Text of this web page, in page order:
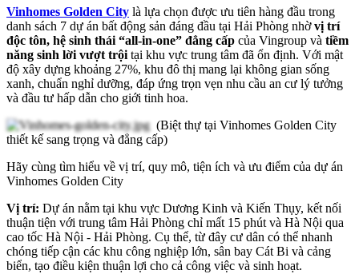
Vinhomes Golden City là lựa chọn được ưu tiên hàng đầu trong
danh sách 7 dự án bất động sản đáng đầu tại Hải Phòng nhờvị trí
độc tôn, hệ sinh thái “all-in-one” đẳng cấp của Vingroup và tiềm
năng sinh lời vượt trội tại khu vực trung tâm đã ổn định. Với mật
độ xây dựng khoảng 27%, khu đô thị mang lại không gian sống
xanh, chuẩn nghỉ dưỡng, đáp ứng trọn vẹn nhu cầu an cư lý tưởng
và đầu tư hấp dẫn cho giới tinh hoa.
(Biệt thự tại Vinhomes Golden City
thiết kế sang trọng và đẳng cấp)
Hãy cùng tìm hiểu về vị trí, quy mô, tiện ích và ưu điểm của dự án
Vinhomes Golden City
Vị trí: Dự án nằm tại khu vực Dương Kinh và Kiến Thụy, kết nối
thuận tiện với trung tâm Hải Phòng chỉ mất 15 phút và Hà Nội qua
cao tốc Hà Nội - Hải Phòng. Cụ thể, từ đây cư dân có thể nhanh
chóng tiếp cận các khu công nghiệp lớn, sân bay Cát Bi và cảng
biển, tạo điều kiện thuận lợi cho cả công việc và sinh hoạt.